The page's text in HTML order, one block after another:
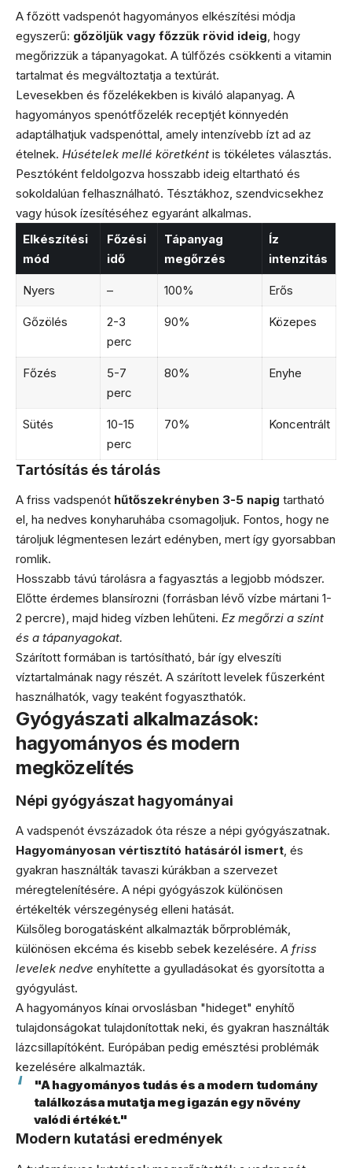
A főzött vadspenót hagyományos elkészítési módja
egyszerű: gőzöljük vagy főzzük rövid ideig , hogy
megőrizzük a tápanyagokat. A túlfőzés csökkenti a vitamin
tartalmat és megváltoztatja a textúrát.
Levesekben és főzelékekben is kiváló alapanyag. A
hagyományos spenótfőzelék receptjét könnyedén
adaptálhatjuk vadspenóttal, amely intenzívebb ízt ad az
ételnek. Húsételek mellé köretként is tökéletes választás.
Pesztóként feldolgozva hosszabb ideig eltartható és
sokoldalúan felhasználható. Tésztákhoz, szendvicsekhez
vagy húsok ízesítéséhez egyaránt alkalmas.
Elkészítési
mód
Főzési
idő
Tápanyag
megőrzés
Íz
intenzitás
Nyers – 100% Erős
Gőzölés
2-3
perc
90% Közepes
Főzés
5-7
perc
80% Enyhe
Sütés
10-15
perc
70% Koncentrált
Tartósítás és tárolás
A friss vadspenót hűtőszekrényben 3-5 napig tartható
el, ha nedves konyharuhába csomagoljuk. Fontos, hogy ne
tároljuk légmentesen lezárt edényben, mert így gyorsabban
romlik.
Hosszabb távú tárolásra a fagyasztás a legjobb módszer.
Előtte érdemes blansírozni (forrásban lévő vízbe mártani 1-
2 percre), majd hideg vízben lehűteni. Ez megőrzi a színt
és a tápanyagokat.
Szárított formában is tartósítható, bár így elveszíti
víztartalmának nagy részét. A szárított levelek fűszerként
használhatók, vagy teaként fogyaszthatók.
Gyógyászati alkalmazások:
hagyományos és modern
megközelítés
Népi gyógyászat hagyományai
A vadspenót évszázadok óta része a népi gyógyászatnak.
Hagyományosan vértisztító hatásáról ismert, és
gyakran használták tavaszi kúrákban a szervezet
méregtelenítésére. A népi gyógyászok különösen
értékelték vérszegénység elleni hatását.
Külsőleg borogatásként alkalmazták bőrproblémák,
különösen ekcéma és kisebb sebek kezelésére. A friss
levelek nedve enyhítette a gyulladásokat és gyorsította a
gyógyulást.
A hagyományos kínai orvoslásban "hideget" enyhítő
tulajdonságokat tulajdonítottak neki, és gyakran használták
lázcsillapítóként. Európában pedig emésztési problémák
kezelésére alkalmazták.
"A hagyományos tudás és a modern tudomány
találkozása mutatja meg igazán egy növény
valódi értékét."
Modern kutatási eredmények